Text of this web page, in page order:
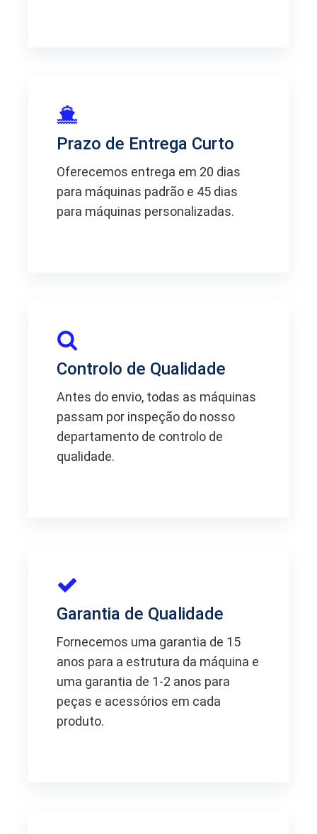
Prazo de Entrega Curto
Oferecemos entrega em 20 dias
para máquinas padrão e 45 dias
para máquinas personalizadas.
Controlo de Qualidade
Antes do envio, todas as máquinas
passam por inspeção do nosso
departamento de controlo de
qualidade.
Garantia de Qualidade
Fornecemos uma garantia de 15
anos para a estrutura da máquina e
uma garantia de 1-2 anos para
peças e acessórios em cada
produto.